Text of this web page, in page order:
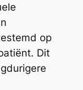
op
Dit